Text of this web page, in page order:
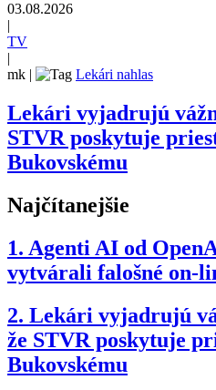
03.08.2026
|
TV
|
mk | Lekári nahlas
Lekári vyjadrujú
STVR poskytuje
Bukovskému
Najčítanejšie
1. Agenti AI od
vytvárali falošné on-
2. Lekári vyjadrujú
že STVR poskytuje
Bukovskému